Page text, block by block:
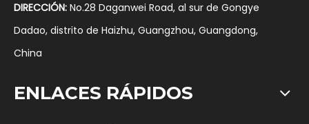
DIRECCIÓN: No.28 Daganwei Road, al sur de Gongye
Dadao, distrito de Haizhu, Guangzhou, Guangdong,
China
ENLACES RÁPIDOS